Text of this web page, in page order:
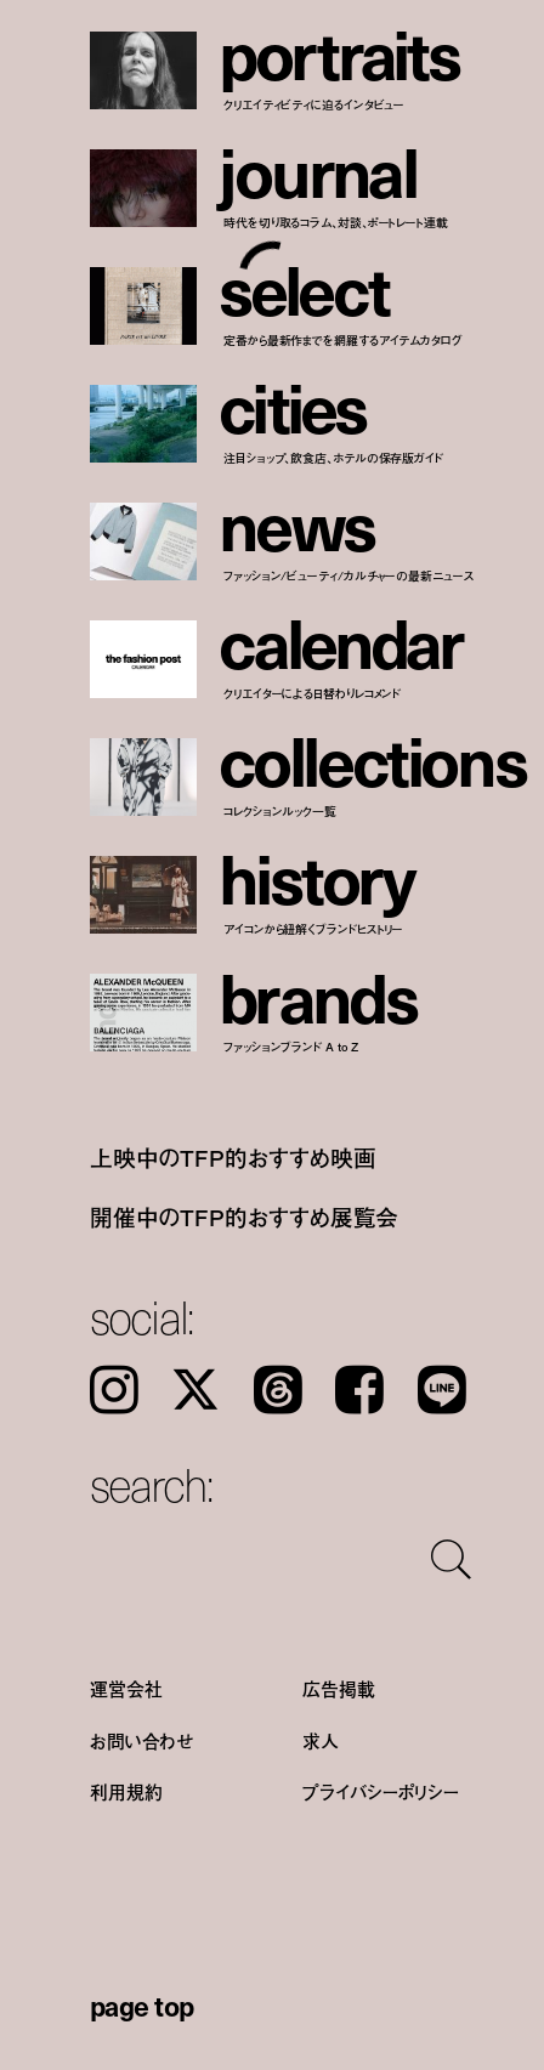
portraits
クリエイティビティに迫るインタビュー
journal
時代を切り取るコラム、対談、ポートレート連載
select
定番から最新作までを網羅するアイテムカタログ
cities
注目ショップ、飲食店、ホテルの保存版ガイド
news
ファッション/ビューティ/カルチャーの最新ニュース
calendar
クリエイターによる日替わりレコメンド
collections
コレクションルック一覧
history
アイコンから紐解くブランドヒストリー
brands
ファッションブランド A to Z
上映中のTFP的おすすめ映画
開催中のTFP的おすすめ展覧会
social:
Instagram 𝕏 Threads Facebook LINE
search:
運営会社
広告掲載
お問い合わせ
求人
利用規約
プライバシーポリシー
page top